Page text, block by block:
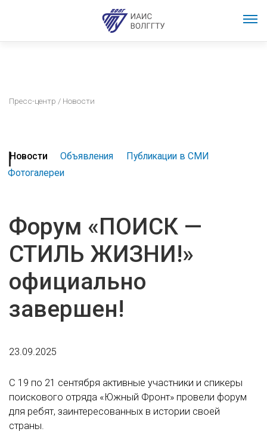
Пресс-центр / Новости
Новости Объявления
Публикации в СМИ
Фотогалереи
Форум «ПОИСК —
СТИЛЬ ЖИЗНИ!»
официально
завершен!
23.09.2025
С 19 по 21 сентября активные участники и спикеры
поискового отряда «Южный Фронт» провели форум
для ребят, заинтересованных в истории своей
страны.